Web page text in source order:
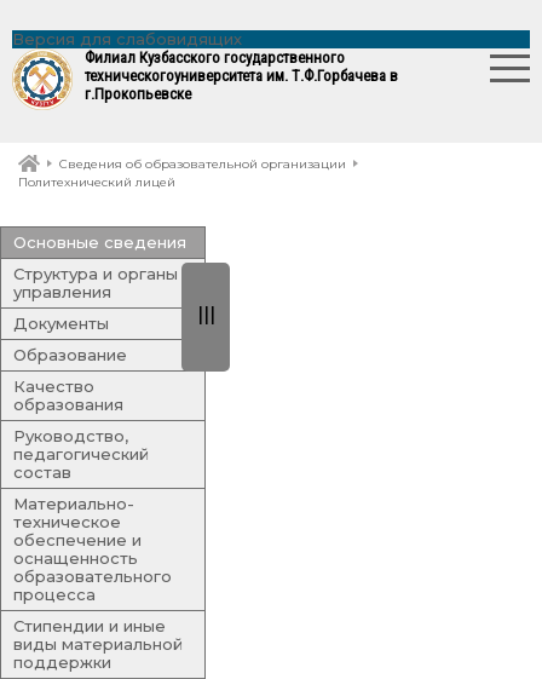
Версия для слабовидящих
Филиал Кузбасского государственного
техническогоуниверситета им. Т.Ф.Горбачева в
г.Прокопьевске
Сведения об образовательной организации
Политехнический лицей
|||
Основные сведения
Структура и органы
управления
Документы
Образование
Качество
образования
Руководство,
педагогический
состав
Материально-
техническое
обеспечение и
оснащенность
образовательного
процесса
Стипендии и иные
виды материальной
поддержки